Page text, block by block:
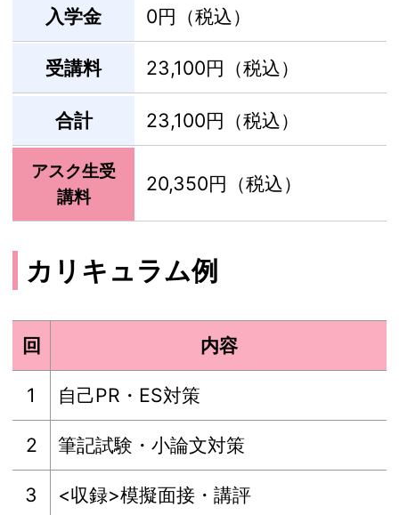
入学金 0円（税込）
受講料 23,100円（税込）
合計 23,100円（税込）
アスク生受
講料
20,350円（税込）
カリキュラム例
回 内容
1 自己PR・ES対策
2 筆記試験・小論文対策
3 <収録>模擬面接・講評